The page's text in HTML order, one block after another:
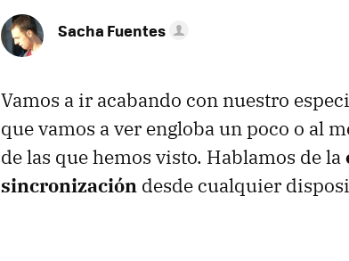
Sacha Fuentes
Vamos a ir acabando con nuestro
que vamos a ver engloba un poco o al
de las que hemos visto. Hablamos de la
sincronización desde cualquier